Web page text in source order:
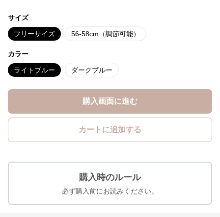
サイズ
フリーサイズ 56-58cm（調節可能）
カラー
ライトブルー ダークブルー
購入画面に進む
カートに追加する
購入時のルール
必ず購入前にお読みください。